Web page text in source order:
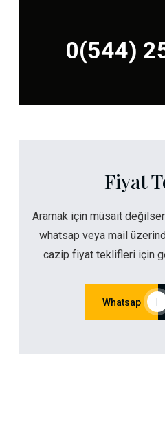
0(544)
Fiyat
Aramak için müsait
whatsap veya mail
cazip fiyat teklifleri için
Whatsap